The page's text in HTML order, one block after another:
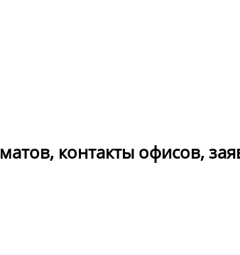
контакты офисов,